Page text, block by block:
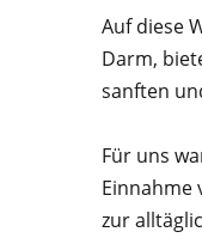
Auf diese
Darm,
sanften
Für uns
Einnahme
zur